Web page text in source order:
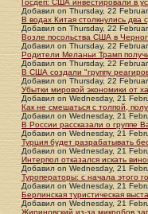
Госдеп: США инвестировали в
Добавил on Thursday, 22
В водах Китая столкнулись два
Добавил on Thursday, 22
Возле посольства США в
Добавил on Thursday, 22
Родители Меланьи Трамп
Добавил on Thursday, 22
В США создали "группу
Добавил on Thursday, 22
Убытки мировой экономики от
Добавил on Wednesday, 21
Как не смешаться с толпой,
Добавил on Wednesday, 21
В России рассказали о группе
Добавил on Wednesday, 21
Турция будет разрабатывать
Добавил on Wednesday, 21
Интерпол отказался искать
Добавил on Wednesday, 21
Туроператоры: с начала этого
Добавил on Wednesday, 21
Берлинская туристическая
Добавил on Wednesday, 21
Жириновский из-за микробов